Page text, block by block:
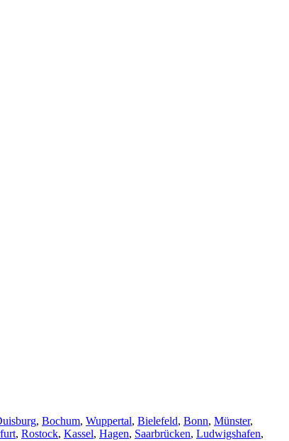
, Bochum, Wuppertal, Bielefeld, Bonn, Münster,
, Rostock, Kassel, Hagen, Saarbrücken, Ludwigshafen,